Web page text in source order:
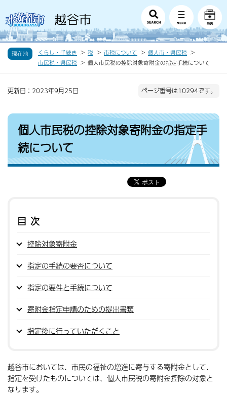
現在地 くらし・手続き 税 市税について
個人市・県民税
市民税・県民税
個人市民税の控除対象寄附金の指定手続について
更新日：2023年9月25日 ページ番号は10294です。
個人市民税の控除対象寄附金の指定手
続について
目次
控除対象寄附金
指定の手続の要否について
指定の要件と手続について
寄附金指定申請のための提出書類
指定後に行っていただくこと
越谷市においては、市民の福祉の増進に寄与する寄附金として、
指定を受けたものについては、個人市民税の寄附金控除の対象と
なります。